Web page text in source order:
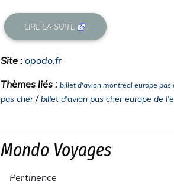
LIRE LA SUITE
Site : opodo.fr
Thèmes liés : billet d'avion montreal europe pas
pas cher/billet d'avion pas cher europe de
Mondo Voyages
Pertinence